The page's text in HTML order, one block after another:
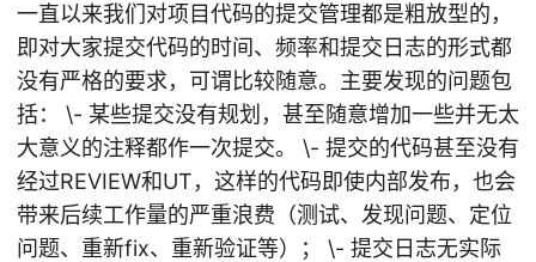
一直以来我们对项目代码的提交管理都是粗放型的，
即对大家提交代码的时间、频率和提交日志的形式都
没有严格的要求，可谓比较随意。主要发现的问题包
括： \- 某些提交没有规划，甚至随意增加一些并无太
大意义的注释都作一次提交。 \- 提交的代码甚至没有
经过REVIEW和UT，这样的代码即使内部发布，也会
带来后续工作量的严重浪费（测试、发现问题、定位
问题、重新fix、重新验证等）； \- 提交日志无实际